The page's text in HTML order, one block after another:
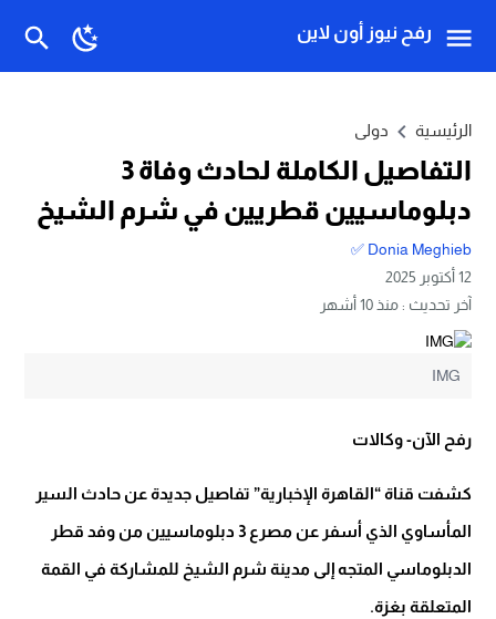
رفح نيوز أون لاين
الرئيسية دولى
التفاصيل الكاملة لحادث وفاة 3
دبلوماسيين قطريين في شرم الشيخ
Donia Meghieb ✅
12 أكتوبر 2025
آخر تحديث :منذ 10 أشهر
IMG
رفح الآن- وكالات
كشفت قناة “القاهرة الإخبارية” تفاصيل جديدة عن حادث السير
المأساوي الذي أسفر عن مصرع 3 دبلوماسيين من وفد قطر
الدبلوماسي المتجه إلى مدينة شرم الشيخ للمشاركة في القمة
المتعلقة بغزة.